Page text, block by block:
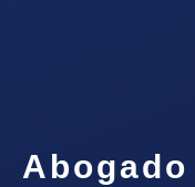
Abogado